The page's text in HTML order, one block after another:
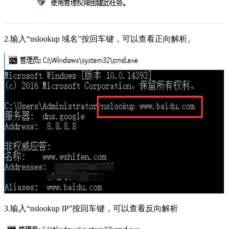
2.输入“nslookup 域名”按回车键，可以查看正向解析。
3.输入“nslookup IP”按回车键，可以查看反向解析